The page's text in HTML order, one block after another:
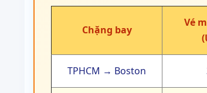
Chặng bay
Vé
TPHCM → Boston